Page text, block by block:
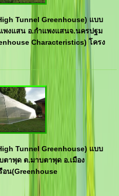
Tunnel Greenhouse) แบบ
พงแสน อ.กำแพงแสนจ.นครปฐม
Characteristics) โครง
Tunnel Greenhouse) แบบ
ตาพุด ต.มาบตาพุด อ.เมือง
อน(Greenhouse